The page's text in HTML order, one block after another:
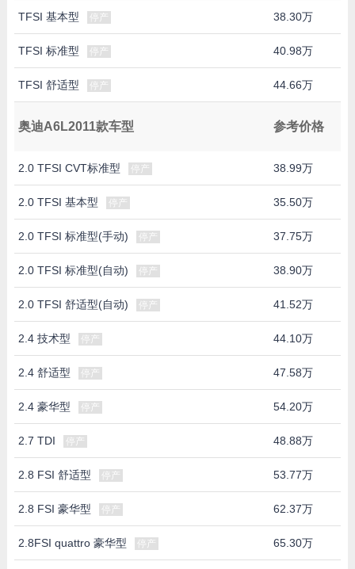
TFSI 基本型 停产 38.30万
TFSI 标准型 停产 40.98万
TFSI 舒适型 停产 44.66万
奥迪A6L2011款车型 参考价格
2.0 TFSI CVT标准型 停产 38.99万
2.0 TFSI 基本型 停产 35.50万
2.0 TFSI 标准型(手动) 停产 37.75万
2.0 TFSI 标准型(自动) 停产 38.90万
2.0 TFSI 舒适型(自动) 停产 41.52万
2.4 技术型 停产 44.10万
2.4 舒适型 停产 47.58万
2.4 豪华型 停产 54.20万
2.7 TDI 停产 48.88万
2.8 FSI 舒适型 停产 53.77万
2.8 FSI 豪华型 停产 62.37万
2.8FSI quattro 豪华型 停产 65.30万